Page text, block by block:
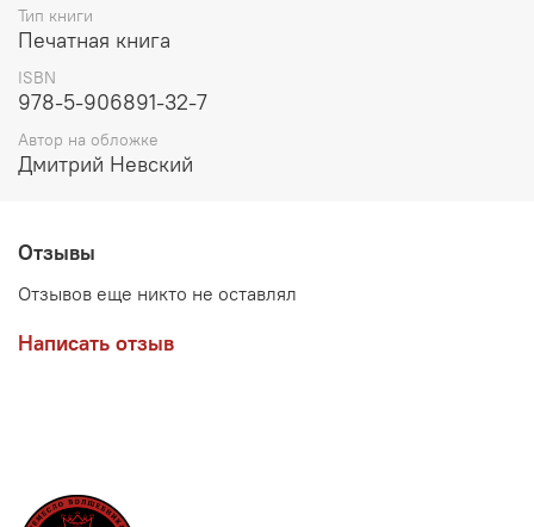
Тип книги
Печатная книга
ISBN
978-5-906891-32-7
Автор на обложке
Дмитрий Невский
Отзывы
Отзывов еще никто не оставлял
Написать отзыв